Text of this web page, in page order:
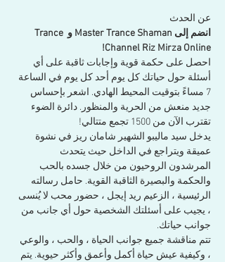
عن الحدث
انضم إلى Master Trance Shaman و Trance
Channel Riz Mirza Online!
احصل على حكمة قوية وإجابات ثاقبة على أي
أسئلة حول حياتك كل يوم أحد كل يوم في الساعة
7 مساءً بتوقيت المحيط الهادي. اشعر بإحساس
جديد منعش من الحرية والمنظور. دائرة الضوء
تقترب الآن من 1500 تجمع متتالي!
يدخل سيد ماليبو الشهير شامان ريز في نشوة
عميقة ويتراجع في الداخل حيث يتحدث
المرشدون الروحيون من خلال جسده بالحب
والحكمة والبصيرة الثاقبة القوية. حامل رسالته
الرئيسية ، الزعيم ريد إيجل ، حضور محب لا يُنسى
، يجيب على أسئلتك الشخصية حول أي جانب من
جوانب حياتك.
تتم مناقشة جميع جوانب الحياة ، والحب ، والوعي
، وكيفية عيش حياة أكمل وأعمق وأكثر حيوية. يتم